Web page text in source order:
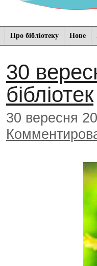
Про бібліотеку Нове
30
бібліотек
30 вересня